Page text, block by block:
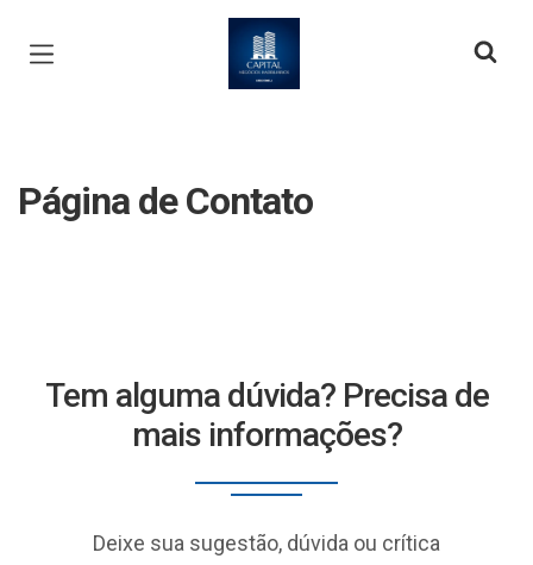
Página inicial
Página de Contato
Tem alguma dúvida? Precisa de
mais informações?
Deixe sua sugestão, dúvida ou crítica